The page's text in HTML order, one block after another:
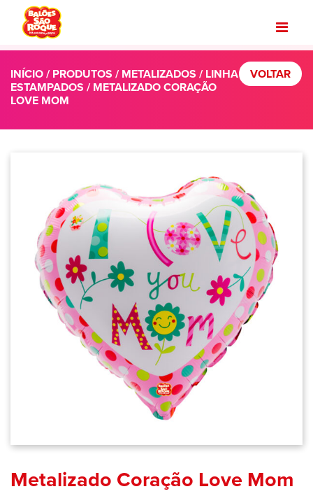
INÍCIO/PRODUTOS / METALIZADOS / LINHA
ESTAMPADOS / METALIZADO CORAÇÃO
LOVE MOM
VOLTAR
Metalizado Coração Love Mom